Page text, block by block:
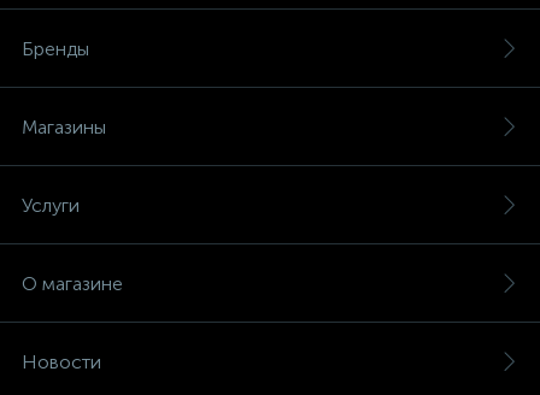
Бренды
Магазины
Услуги
О магазине
Новости